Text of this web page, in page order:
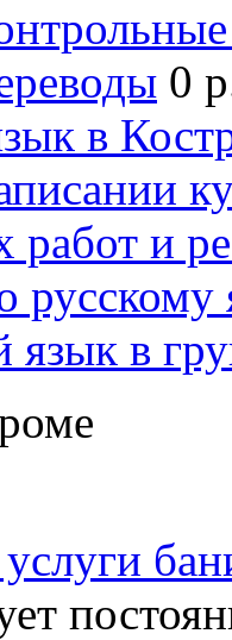
0
в
работ и
русскому
язык в